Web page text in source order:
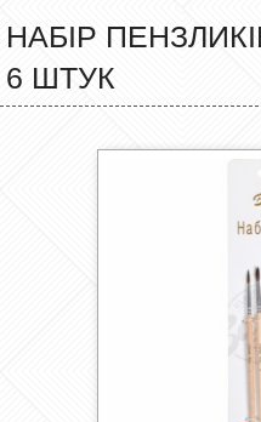
НАБІР
6 ШТУК